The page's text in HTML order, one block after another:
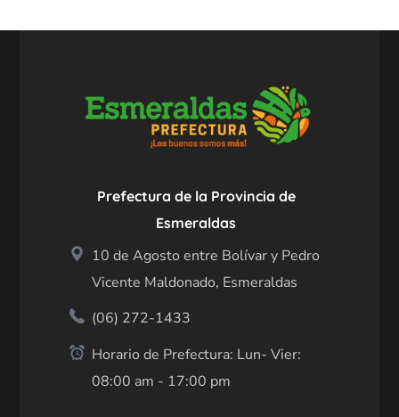
Prefectura de la Provincia de
Esmeraldas
10 de Agosto entre Bolívar y Pedro
Vicente Maldonado, Esmeraldas
(06) 272-1433
Horario de Prefectura: Lun- Vier:
08:00 am - 17:00 pm